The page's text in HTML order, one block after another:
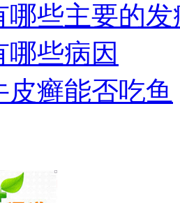
哪些主要的
些病因
皮癣能否吃鱼